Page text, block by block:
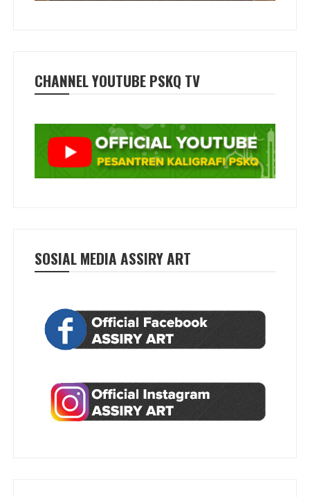
CHANNEL YOUTUBE PSKQ TV
SOSIAL MEDIA ASSIRY ART